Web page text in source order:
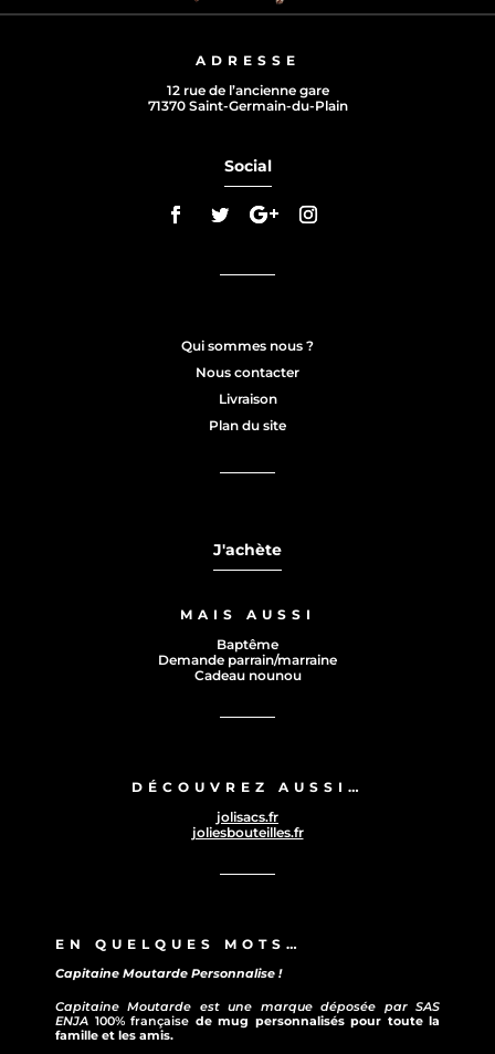
ADRESSE
12 rue de l’ancienne gare
71370 Saint-Germain-du-Plain
Social
Qui sommes nous ?
Nous contacter
Livraison
Plan du site
J'achète
MAIS AUSSI
Baptême
Demande parrain/marraine
Cadeau nounou
DÉCOUVREZ AUSSI…
jolisacs.fr
joliesbouteilles.fr
EN QUELQUES MOTS…
Capitaine Moutarde Personnalise !
Capitaine Moutarde est une marque déposée par SAS
ENJA 100% française de mug personnalisés pour toute la
famille et les amis.